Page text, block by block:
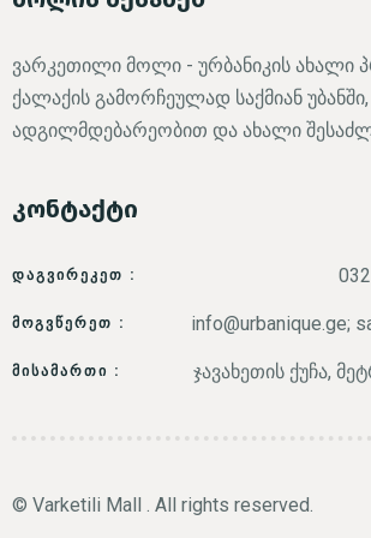
ვარკეთილი მოლი - ურბანიკის ახალი
ქალაქის გამორჩეულად საქმიან
ადგილმდებარეობით და ახალი
კონტაქტი
ᲓᲐᲒᲕᲘᲠᲔᲙᲔᲗ :
ᲛᲝᲒᲕᲬᲔᲠᲔᲗ : info@urbanique.ge;
ᲛᲘᲡᲐᲛᲐᲠᲗᲘ : ჯავახეთის ქუჩა,
© Varketili Mall . All rights reserved.
Time